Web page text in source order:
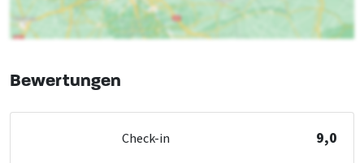
Exklusiv für eine Gruppe
Haustiere erlaubt
Luxusunterkunft
Entfernungen zu
Schlafzimmer 05
Bewertungen
Check-in 9,0